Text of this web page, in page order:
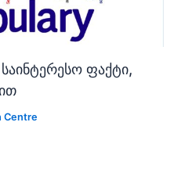
ფაქტი,
Centre